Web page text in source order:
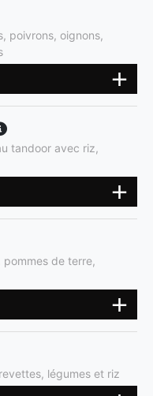
poivrons, oignons,
tandoor avec riz,
de terre,
légumes et riz